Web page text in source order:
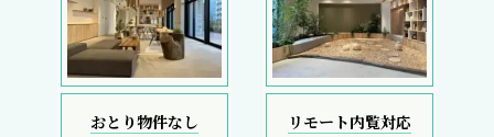
おとり物件なし リモート内覧対応